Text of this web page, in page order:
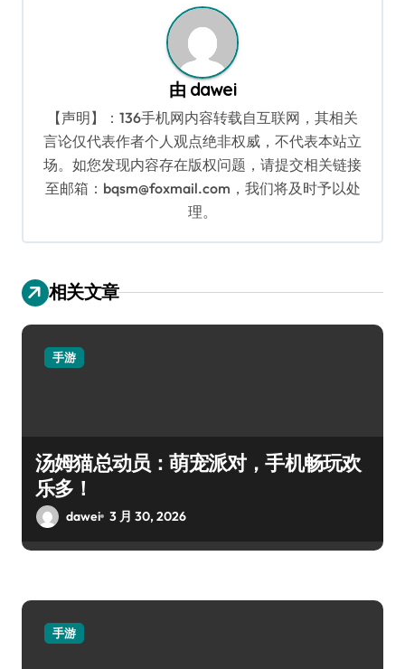
由 dawei
【声明】：136手机网内容转载自互联网，其相关
言论仅代表作者个人观点绝非权威，不代表本站立
场。如您发现内容存在版权问题，请提交相关链接
至邮箱：bqsm@foxmail.com，我们将及时予以处
理。
相关文章
手游
汤姆猫总动员：萌宠派对，手机畅玩欢
乐多！
dawei 3 月 30, 2026
手游